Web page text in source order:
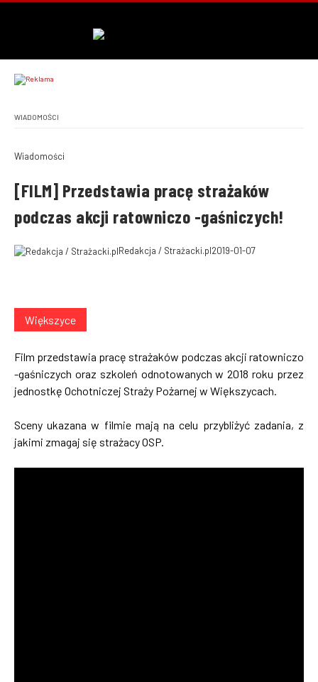
WIADOMOŚCI
Wiadomości
[FILM] Przedstawia pracę strażaków
podczas akcji ratowniczo -gaśniczych!
Redakcja / Strażacki.pl2019-01-07
Większyce
Film przedstawia pracę strażaków podczas akcji ratowniczo
-gaśniczych oraz szkoleń odnotowanych w 2018 roku przez
jednostkę Ochotniczej Straży Pożarnej w Większycach.
Sceny ukazana w filmie mają na celu przybliżyć zadania, z
jakimi zmagaj się strażacy OSP.